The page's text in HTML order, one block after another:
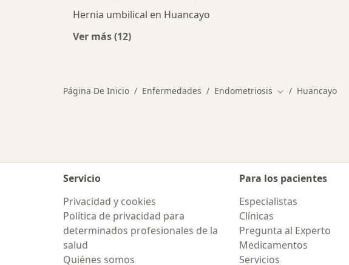
Hernia umbilical en Huancayo
Ver más (12)
Página De Inicio Enfermedades Endometriosis Cambiar de ciudad
Huancayo
Servicio
Privacidad y cookies
Política de privacidad para
determinados profesionales de la
salud
Quiénes somos
Para los pacientes
Especialistas
Clínicas
Pregunta al Experto
Medicamentos
Servicios